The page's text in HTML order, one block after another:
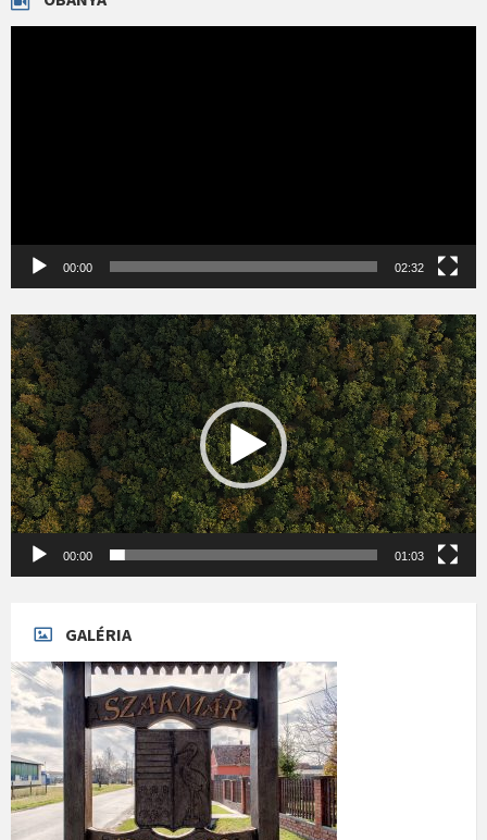
00:00 02:32
Videólejátszó
00:00 01:03
GALÉRIA